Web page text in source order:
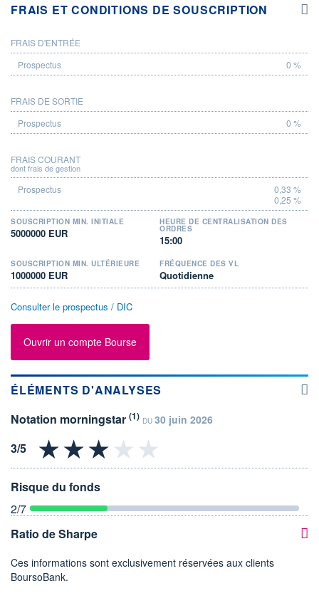
FRAIS ET CONDITIONS DE SOUSCRIPTION
PROSPECTUS
FRAIS D'ENTRÉE
0 %
FRAIS DE SORTIE
0 %
FRAIS COURANT
dont frais de gestion
0,33 %
0,25 %
SOUSCRIPTION MIN. INITIALE
5000000 EUR
HEURE DE CENTRALISATION DES
ORDRES
15:00
SOUSCRIPTION MIN. ULTÉRIEURE
1000000 EUR
FRÉQUENCE DES VL
Quotidienne
Consulter le prospectus / DIC
Ouvrir un compte Bourse
ÉLÉMENTS D'ANALYSES
Notation morningstar (1) DU 30 juin 2026
Risque du fonds
2/7
Ratio de Sharpe
Ces informations sont exclusivement réservées aux clients
BoursoBank.